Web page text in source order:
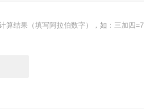
算结果（填写阿拉伯数字），如：三加四=7